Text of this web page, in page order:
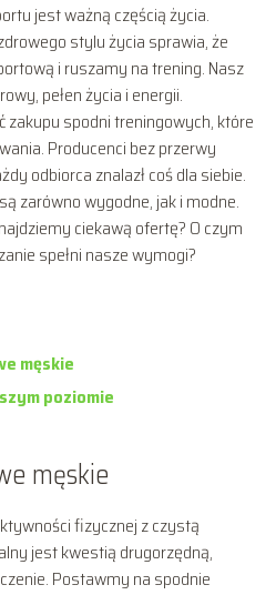
jest ważną częścią życia.
stylu życia sprawia, że
i ruszamy na trening. Nasz
pełen życia i energii.
zakupu spodni treningowych, które
Producenci bez przerwy
odbiorca znalazł coś dla siebie.
zarówno wygodne, jak i modne.
ciekawą ofertę? O czym
spełni nasze wymogi?
męskie
poziomie
męskie
fizycznej z czystą
jest kwestią drugorzędną,
Postawmy na spodnie